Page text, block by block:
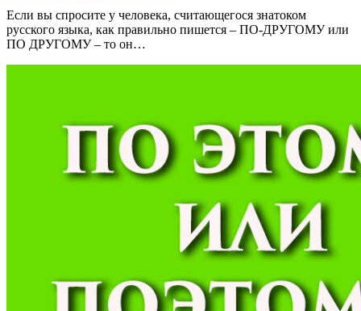
Если вы спросите у человека, считающегося знатоком
русского языка, как правильно пишется – ПО-ДРУГОМУ или
ПО ДРУГОМУ – то он…